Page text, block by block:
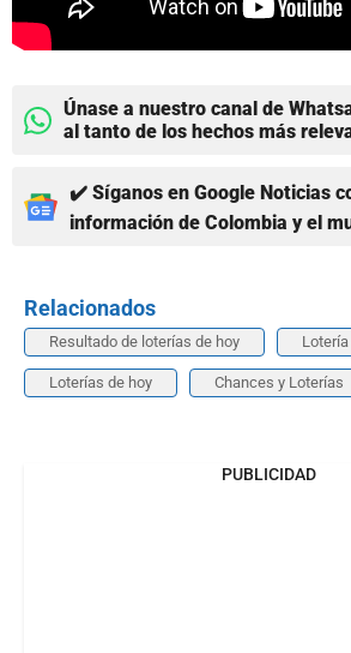
Únase a nuestro canal de
al tanto de los hechos más
✔️ Síganos en Google Noticias
información de Colombia y el
Relacionados
Resultado de loterías de hoy
Loterías de hoy Chances y Loterías
PUBLICIDAD